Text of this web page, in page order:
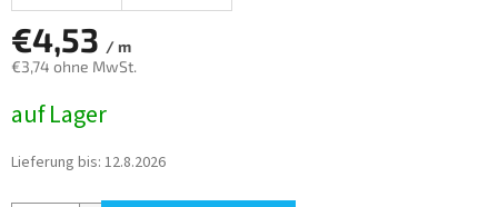
€4,53 / m
€3,74 ohne MwSt.
auf Lager
Lieferung bis: 12.8.2026